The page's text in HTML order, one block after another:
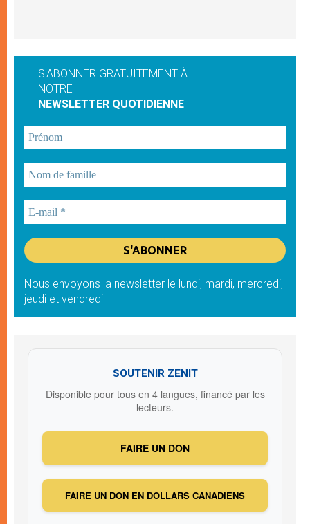
S'ABONNER GRATUITEMENT À
NOTRE
NEWSLETTER QUOTIDIENNE
Nous envoyons la newsletter le lundi, mardi, mercredi,
jeudi et vendredi
SOUTENIR ZENIT
Disponible pour tous en 4 langues, financé par les
lecteurs.
FAIRE UN DON
FAIRE UN DON EN DOLLARS CANADIENS